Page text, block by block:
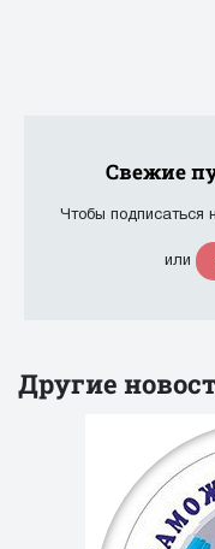
Свежие
Чтобы подписаться
или
Другие